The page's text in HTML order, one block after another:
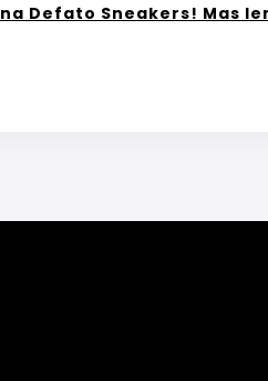
Defato Sneakers! Mas